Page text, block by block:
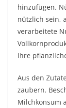
hinzufügen.
nützlich sein,
verarbeitete
Ihre
Aus den
zaubern.
Milchkonsum